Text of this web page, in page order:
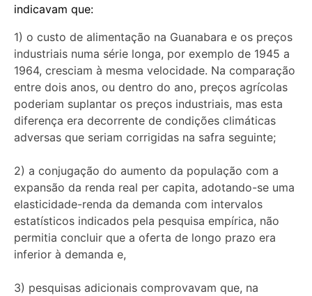
indicavam que:
1) o custo de alimentação na Guanabara e os preços
industriais numa série longa, por exemplo de 1945 a
1964, cresciam à mesma velocidade. Na comparação
entre dois anos, ou dentro do ano, preços agrícolas
poderiam suplantar os preços industriais, mas esta
diferença era decorrente de condições climáticas
adversas que seriam corrigidas na safra seguinte;
2) a conjugação do aumento da população com a
expansão da renda real per capita, adotando-se uma
elasticidade-renda da demanda com intervalos
estatísticos indicados pela pesquisa empírica, não
permitia concluir que a oferta de longo prazo era
inferior à demanda e,
3) pesquisas adicionais comprovavam que, na